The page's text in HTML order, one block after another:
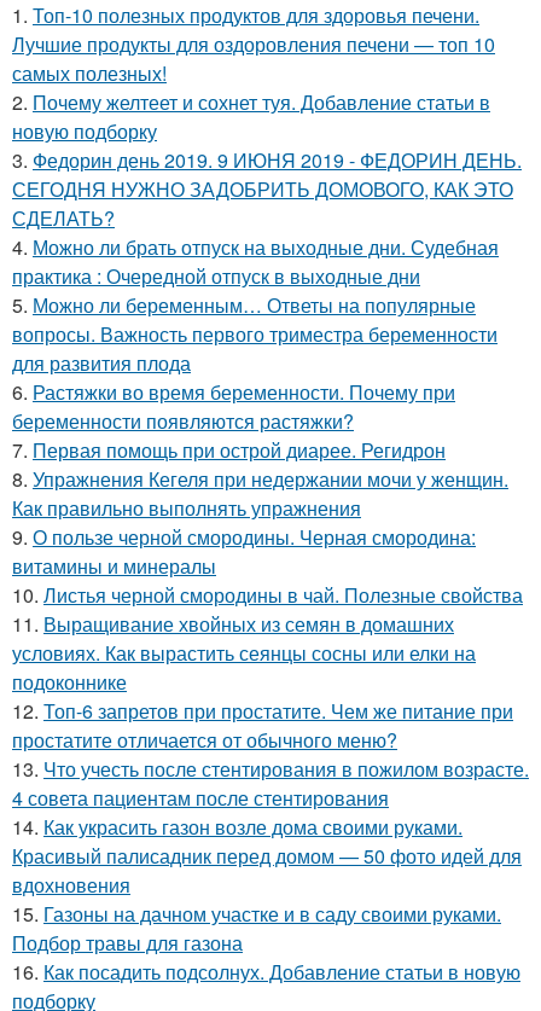
1. Топ-10 полезных продуктов для здоровья печени.
Лучшие продукты для оздоровления печени — топ 10
самых полезных!
2. Почему желтеет и сохнет туя. Добавление статьи в
новую подборку
3. Федорин день 2019. 9 ИЮНЯ 2019 - ФЕДОРИН ДЕНЬ.
СЕГОДНЯ НУЖНО ЗАДОБРИТЬ ДОМОВОГО, КАК ЭТО
СДЕЛАТЬ?
4. Можно ли брать отпуск на выходные дни. Судебная
практика : Очередной отпуск в выходные дни
5. Можно ли беременным… Ответы на популярные
вопросы. Важность первого триместра беременности
для развития плода
6. Растяжки во время беременности. Почему при
беременности появляются растяжки?
7. Первая помощь при острой диарее. Регидрон
8. Упражнения Кегеля при недержании мочи у женщин.
Как правильно выполнять упражнения
9. О пользе черной смородины. Черная смородина:
витамины и минералы
10. Листья черной смородины в чай. Полезные свойства
11. Выращивание хвойных из семян в домашних
условиях. Как вырастить сеянцы сосны или елки на
подоконнике
12. Топ-6 запретов при простатите. Чем же питание при
простатите отличается от обычного меню?
13. Что учесть после стентирования в пожилом возрасте.
4 совета пациентам после стентирования
14. Как украсить газон возле дома своими руками.
Красивый палисадник перед домом — 50 фото идей для
вдохновения
15. Газоны на дачном участке и в саду своими руками.
Подбор травы для газона
16. Как посадить подсолнух. Добавление статьи в новую
подборку